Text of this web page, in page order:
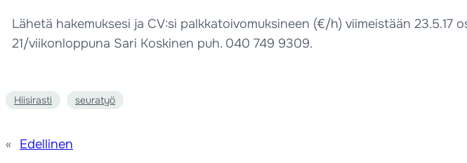
Lähetä hakemuksesi ja CV:si palkkatoivomuksineen (€/h) viimeistään
21/viikonloppuna Sari Koskinen puh. 040 749 9309.
Hiisirasti seuratyö
« Edellinen